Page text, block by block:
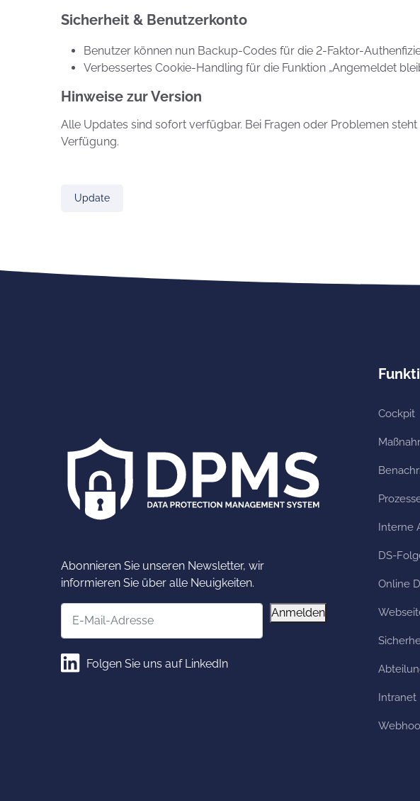
Sicherheit & Benutzerkonto
Benutzer können nun Backup-Codes für die 2-Faktor-
Verbessertes Cookie-Handling für die Funktion „Angemeldet
Hinweise zur Version
Alle Updates sind sofort verfügbar. Bei Fragen oder Problemen
Verfügung.
Update
Abonnieren Sie unseren Newsletter, wir
informieren Sie über alle Neuigkeiten.
Anmelden
Folgen Sie uns auf LinkedIn
Cockpit
Interne
DS-
Online
Intranet